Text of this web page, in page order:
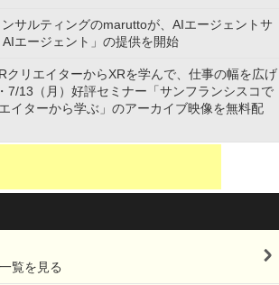
サルティングのmaruttoが、AIエージェントサ
エージェント」の提供を開始
クリエイターからXRを学んで、仕事の幅を広げ
7/13（月）好評セミナー「サンフランシスコで
イターから学ぶ」のアーカイブ映像を無料配
覧を見る